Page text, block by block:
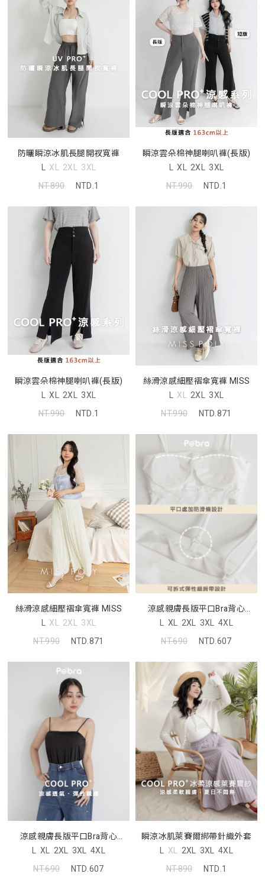
防曬瞬涼冰肌長腿開衩寬褲
L XL 2XL 3XL
NT.890
NTD.1
瞬涼雲朵棉神腿喇叭褲(長版)
L XL 2XL 3XL
NT.990
NTD.1
瞬涼雲朵棉神腿喇叭褲(長版)
L XL 2XL 3XL
NT.990
NTD.1
絲滑涼感細壓褶傘寬褲 MISS
L XL 2XL 3XL
NT.990
NTD.871
絲滑涼感細壓褶傘寬褲 MISS
L XL 2XL 3XL
NT.990
NTD.871
涼感親膚長版平口Bra背心
Pobra
L XL 2XL 3XL 4XL
NT.690
NTD.607
涼感親膚長版平口Bra背心
Pobra
L XL 2XL 3XL 4XL
NT.690
NTD.607
瞬涼冰肌萊賽爾綁帶針織外套
L XL 2XL 3XL 4XL
NT.890
NTD.1